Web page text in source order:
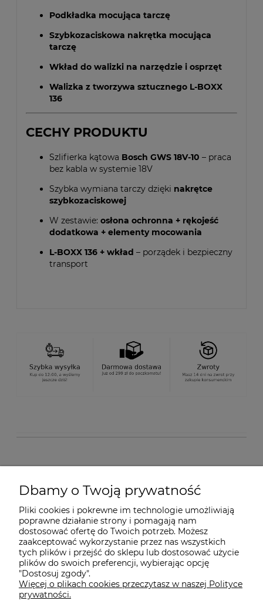
Podkładka mocująca tarczę
Szybkozaciskowa nakrętka mocująca
tarczę
Wkład do walizki na narzędzie i osprzęt
Walizka z tworzywa sztucznego L-BOXX
136
CECHY PRODUKTU
Szlifierka kątowa Bosch GWS 18V-10 – praca
bez kabla w systemie 18V
Szybka wymiana tarczy dzięki nakrętce
szybkozaciskowej
W zestawie: osłona ochronna + rękojeść
dodatkowa + elementy mocowania
L-BOXX 136 + wkład – porządek i bezpieczny
transport
O nas
Dostawa i płatności
Pomoc
Gwarancja i Serwis
Dbamy o Twoją prywatność
Pliki cookies i pokrewne im technologie umożliwiają
poprawne działanie strony i pomagają nam
dostosować ofertę do Twoich potrzeb. Możesz
zaakceptować wykorzystanie przez nas wszystkich
tych plików i przejść do sklepu lub dostosować użycie
plików do swoich preferencji, wybierając opcję
"Dostosuj zgody".
Więcej o plikach cookies przeczytasz w naszej Polityce
prywatności.